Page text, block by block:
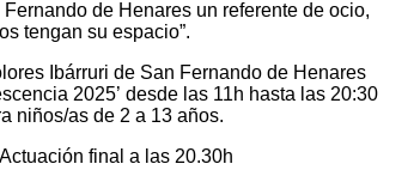
de Henares un referente de ocio,
tengan su espacio”.
Ibárruri de San Fernando de Henares
2025’ desde las 11h hasta las 20:30
niños/as de 2 a 13 años.
final a las 20.30h